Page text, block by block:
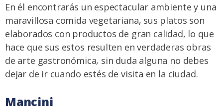
En él encontrarás un espectacular ambiente y una
maravillosa comida vegetariana, sus platos son
elaborados con productos de gran calidad, lo que
hace que sus estos resulten en verdaderas obras
de arte gastronómica, sin duda alguna no debes
dejar de ir cuando estés de visita en la ciudad.
Mancini